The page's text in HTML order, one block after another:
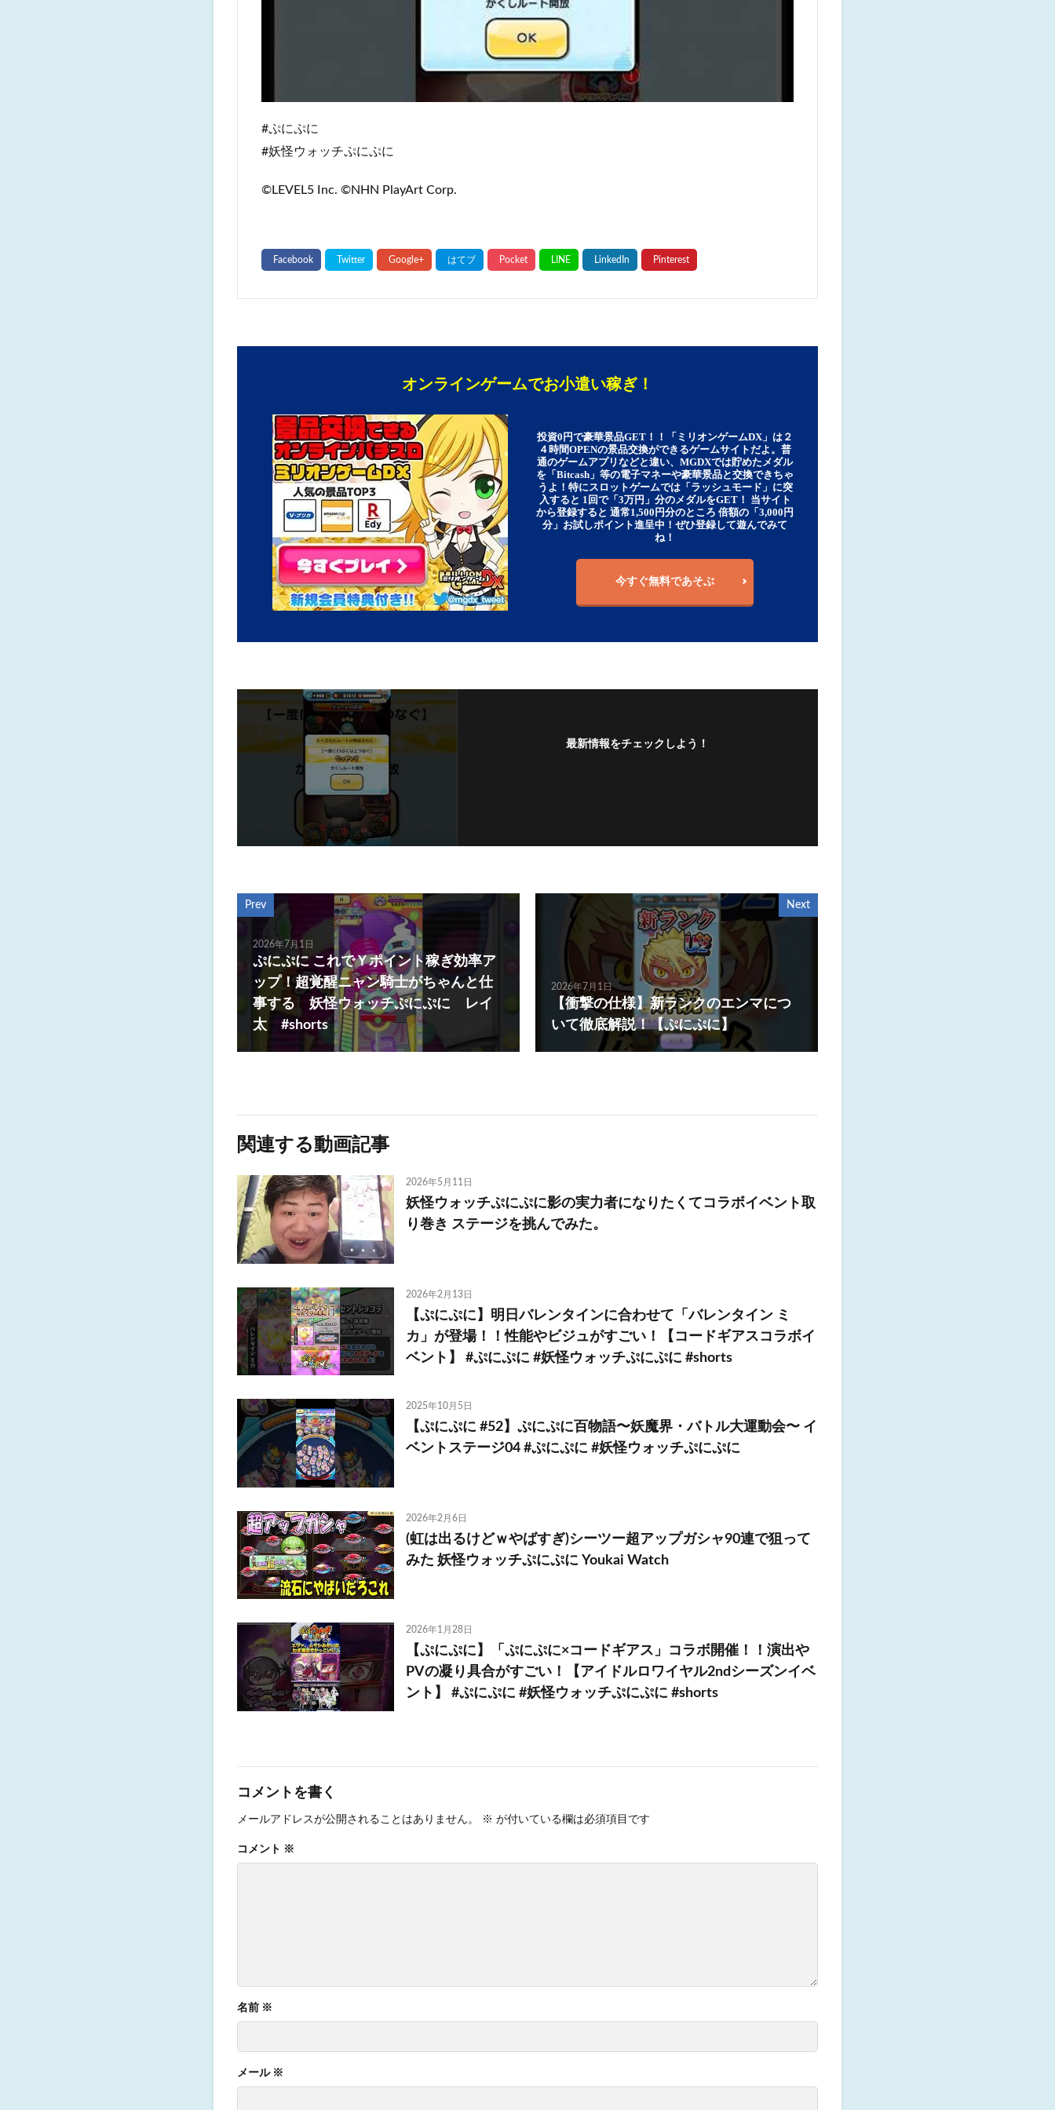
#ぷにぷに
#妖怪ウォッチぷにぷに
©LEVEL5 Inc. ©NHN PlayArt Corp.
オンラインゲームでお小遣い稼ぎ！
投資0円で豪華景品GET！！「ミリオンゲームDX」は２
４時間OPENの景品交換ができるゲームサイトだよ。普
通のゲームアプリなどと違い、MGDXでは貯めたメダル
を「Bitcash」等の電子マネーや豪華景品と交換できちゃ
うよ！特にスロットゲームでは「ラッシュモード」に突
入すると 1回で「3万円」分のメダルをGET！ 当サイト
から登録すると 通常1,500円分のところ 倍額の「3,000円
分」お試しポイント進呈中！ぜひ登録して遊んでみて
ね！
今すぐ無料であそぶ
最新情報をチェックしよう！
Prev
2026年7月1日
ぷにぷに これでＹポイント稼ぎ効率ア
ップ！超覚醒ニャン騎士がちゃんと仕
事する 妖怪ウォッチぷにぷに レイ
太 #shorts
Next
2026年7月1日
【衝撃の仕様】新ランクのエンマにつ
いて徹底解説！【ぷにぷに】
関連する動画記事
2026年5月11日
妖怪ウォッチぷにぷに影の実力者になりたくてコラボイベント取
り巻き ステージを挑んでみた。
2026年2月13日
【ぷにぷに】明日バレンタインに合わせて「バレンタイン ミ
カ」が登場！！性能やビジュがすごい！【コードギアスコラボイ
ベント】 #ぷにぷに #妖怪ウォッチぷにぷに #shorts
2025年10月5日
【ぷにぷに #52】ぷにぷに百物語〜妖魔界・バトル大運動会〜 イ
ベントステージ04 #ぷにぷに #妖怪ウォッチぷにぷに
2026年2月6日
(虹は出るけどｗやばすぎ)シーツー超アップガシャ90連で狙って
みた 妖怪ウォッチぷにぷに Youkai Watch
2026年1月28日
【ぷにぷに】「ぷにぷに×コードギアス」コラボ開催！！演出や
PVの凝り具合がすごい！【アイドルロワイヤル2ndシーズンイベ
ント】 #ぷにぷに #妖怪ウォッチぷにぷに #shorts
コメントを書く
メールアドレスが公開されることはありません。 ※ が付いている欄は必須項目です
コメント ※
名前 ※
メール ※